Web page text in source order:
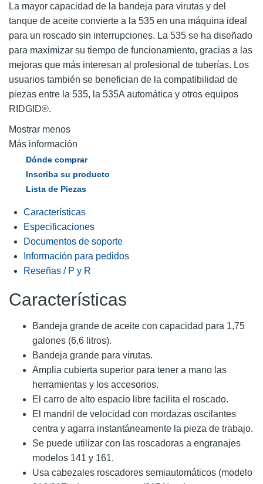
La mayor capacidad de la bandeja para virutas y del
tanque de aceite convierte a la 535 en una máquina ideal
para un roscado sin interrupciones. La 535 se ha diseñado
para maximizar su tiempo de funcionamiento, gracias a las
mejoras que más interesan al profesional de tuberías. Los
usuarios también se benefician de la compatibilidad de
piezas entre la 535, la 535A automática y otros equipos
RIDGID®.
Mostrar menos
Más información
Dónde comprar
Inscriba su producto
Lista de Piezas
Características
Especificaciones
Documentos de soporte
Información para pedidos
Reseñas / P y R
Características
Bandeja grande de aceite con capacidad para 1,75
galones (6,6 litros).
Bandeja grande para virutas.
Amplia cubierta superior para tener a mano las
herramientas y los accesorios.
El carro de alto espacio libre facilita el roscado.
El mandril de velocidad con mordazas oscilantes
centra y agarra instantáneamente la pieza de trabajo.
Se puede utilizar con las roscadoras a engranajes
modelos 141 y 161.
Usa cabezales roscadores semiautomáticos (modelo